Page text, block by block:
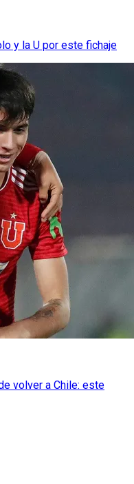
y la U por este fichaje
volver a Chile: este